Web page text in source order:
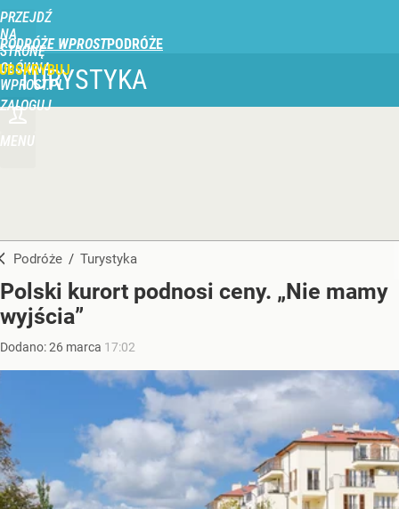
PRZEJDŹ
NA
STRONĘ
GŁÓWNĄ
WPROST.PL
PODRÓŻE WPROST
ZALOGUJ
MENU
TURYSTYKA
Podróże / Turystyka
Polski kurort podnosi ceny. „Nie mamy
wyjścia”
Dodano:26 marca 17:02